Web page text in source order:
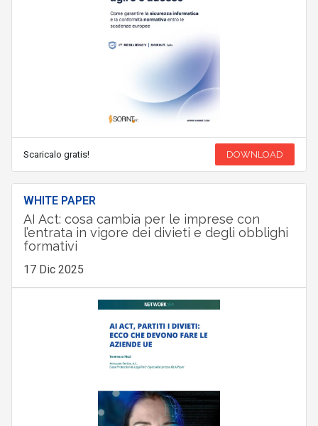
Scaricalo gratis! DOWNLOAD
WHITE PAPER
AI Act: cosa cambia per le imprese con
l’entrata in vigore dei divieti e degli obblighi
formativi
17 Dic 2025